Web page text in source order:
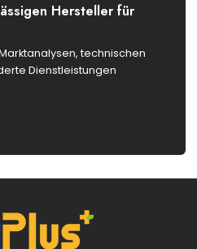
Hersteller für
technischen
Dienstleistungen